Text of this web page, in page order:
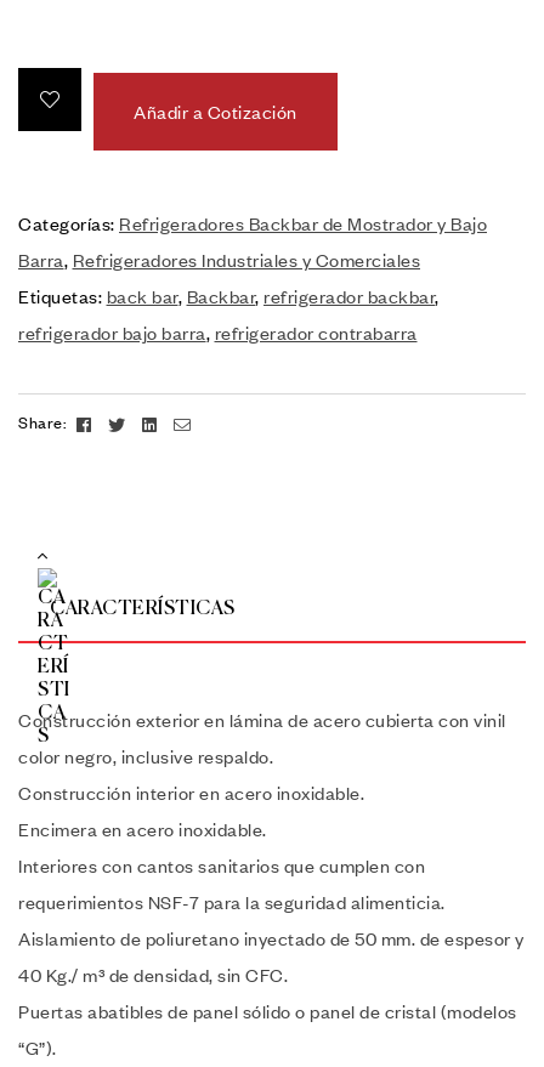
Añadir a Cotización
Categorías: Refrigeradores Backbar de Mostrador y Bajo
Barra, Refrigeradores Industriales y Comerciales
Etiquetas: back bar, Backbar, refrigerador backbar,
refrigerador bajo barra, refrigerador contrabarra
Share: FacebookTwitterLinkedin
Email
CARACTERÍSTICAS
Construcción exterior en lámina de acero cubierta con vinil
color negro, inclusive respaldo.
Construcción interior en acero inoxidable.
Encimera en acero inoxidable.
Interiores con cantos sanitarios que cumplen con
requerimientos NSF-7 para la seguridad alimenticia.
Aislamiento de poliuretano inyectado de 50 mm. de espesor y
40 Kg./ m³ de densidad, sin CFC.
Puertas abatibles de panel sólido o panel de cristal (modelos
“G”).